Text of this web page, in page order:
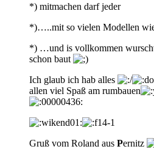
*) mitmachen darf jeder
*)…..mit so vielen Modellen
*) …und is vollkommen
schon baut
Ich glaub ich hab alles
allen viel Spaß am rumbauen
Gruß vom Roland aus Pernitz